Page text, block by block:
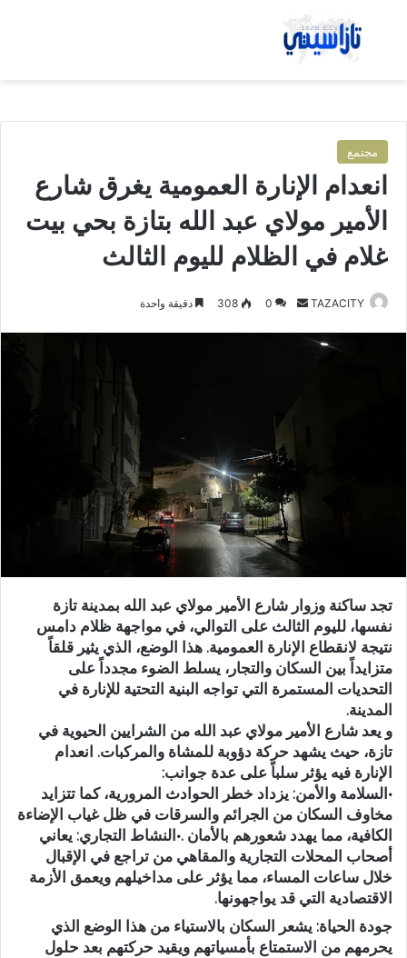
بحث عن
مجتمع
انعدام الإنارة العمومية يغرق شارع
الأمير مولاي عبد الله بتازة بحي بيت
غلام في الظلام لليوم الثالث
TAZACITY
د
إ
ل
ك
ت
و
ن
ي
ا
0
308 دقيقة واحدة
تجد ساكنة وزوار شارع الأمير مولاي عبد الله بمدينة تازة
نفسها، لليوم الثالث على التوالي، في مواجهة ظلام دامس
نتيجة لانقطاع الإنارة العمومية. هذا الوضع، الذي يثير قلقاً
متزايداً بين السكان والتجار، يسلط الضوء مجدداً على
التحديات المستمرة التي تواجه البنية التحتية للإنارة في
المدينة.
و يعد شارع الأمير مولاي عبد الله من الشرايين الحيوية في
تازة، حيث يشهد حركة دؤوبة للمشاة والمركبات. انعدام
الإنارة فيه يؤثر سلباً على عدة جوانب:
•السلامة والأمن: يزداد خطر الحوادث المرورية، كما تتزايد
مخاوف السكان من الجرائم والسرقات في ظل غياب الإضاءة
الكافية، مما يهدد شعورهم بالأمان .•النشاط التجاري: يعاني
أصحاب المحلات التجارية والمقاهي من تراجع في الإقبال
خلال ساعات المساء، مما يؤثر على مداخيلهم ويعمق الأزمة
الاقتصادية التي قد يواجهونها.
جودة الحياة: يشعر السكان بالاستياء من هذا الوضع الذي
يحرمهم من الاستمتاع بأمسياتهم ويقيد حركتهم بعد حلول